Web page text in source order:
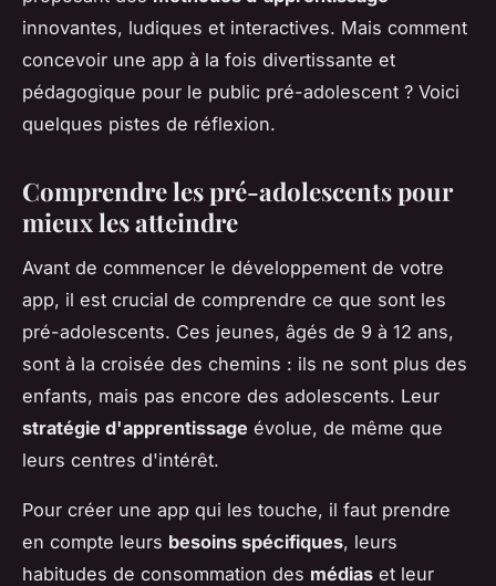
innovantes, ludiques et interactives. Mais comment
concevoir une app à la fois divertissante et
pédagogique pour le public pré-adolescent ? Voici
quelques pistes de réflexion.
Comprendre les pré-adolescents pour
mieux les atteindre
Avant de commencer le développement de votre
app, il est crucial de comprendre ce que sont les
pré-adolescents. Ces jeunes, âgés de 9 à 12 ans,
sont à la croisée des chemins : ils ne sont plus des
enfants, mais pas encore des adolescents. Leur
stratégie d'apprentissage évolue, de même que
leurs centres d'intérêt.
Pour créer une app qui les touche, il faut prendre
en compte leurs besoins spécifiques, leurs
habitudes de consommation des médias et leur